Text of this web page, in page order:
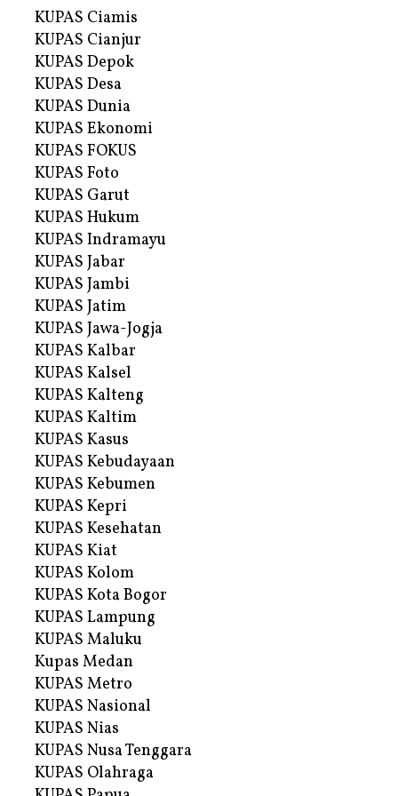
KUPAS Ciamis
KUPAS Cianjur
KUPAS Depok
KUPAS Desa
KUPAS Dunia
KUPAS Ekonomi
KUPAS FOKUS
KUPAS Foto
KUPAS Garut
KUPAS Hukum
KUPAS Indramayu
KUPAS Jabar
KUPAS Jambi
KUPAS Jatim
KUPAS Jawa-Jogja
KUPAS Kalbar
KUPAS Kalsel
KUPAS Kalteng
KUPAS Kaltim
KUPAS Kasus
KUPAS Kebudayaan
KUPAS Kebumen
KUPAS Kepri
KUPAS Kesehatan
KUPAS Kiat
KUPAS Kolom
KUPAS Kota Bogor
KUPAS Lampung
KUPAS Maluku
Kupas Medan
KUPAS Metro
KUPAS Nasional
KUPAS Nias
KUPAS Nusa Tenggara
KUPAS Olahraga